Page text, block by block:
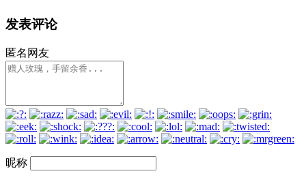
发表评论
匿名网友
昵称